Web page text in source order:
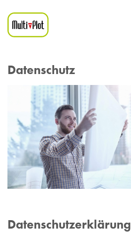
Datenschutz
Datenschutzerklärung